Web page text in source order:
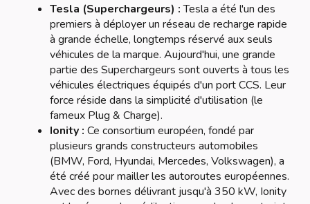
Tesla (Superchargeurs) :Tesla a été l'un des
premiers à déployer un réseau de recharge rapide
à grande échelle, longtemps réservé aux seuls
véhicules de la marque. Aujourd'hui, une grande
partie des Superchargeurs sont ouverts à tous les
véhicules électriques équipés d'un port CCS. Leur
force réside dans la simplicité d'utilisation (le
fameux Plug & Charge).
Ionity : Ce consortium européen, fondé par
plusieurs grands constructeurs automobiles
(BMW, Ford, Hyundai, Mercedes, Volkswagen), a
été créé pour mailler les autoroutes européennes.
Avec des bornes délivrant jusqu'à 350 kW, Ionity